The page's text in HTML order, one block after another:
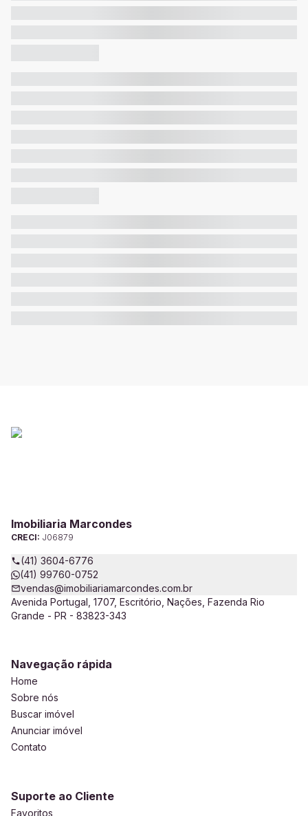
Imobiliaria Marcondes
CRECI: J06879
(41) 3604-6776
(41) 99760-0752
vendas@imobiliariamarcondes.com.br
Avenida Portugal, 1707, Escritório, Nações, Fazenda Rio
Grande - PR - 83823-343
Navegação rápida
Home
Sobre nós
Buscar imóvel
Anunciar imóvel
Contato
Suporte ao Cliente
Favoritos